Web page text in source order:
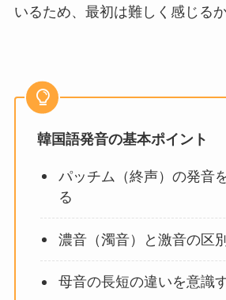
いるため、最初は難しく感じる
韓国語発音の基本ポイント
パッチム（終声）の発音
る
濃音（濁音）と激音の区
母音の長短の違いを意識